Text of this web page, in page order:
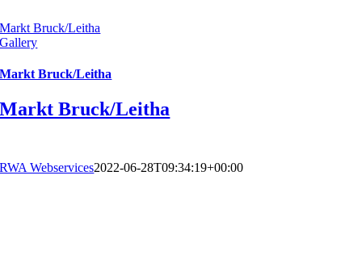
Markt Bruck/Leitha
Gallery
Markt Bruck/Leitha
Markt Bruck/Leitha
RWA Webservices2022-06-28T09:34:19+00:00